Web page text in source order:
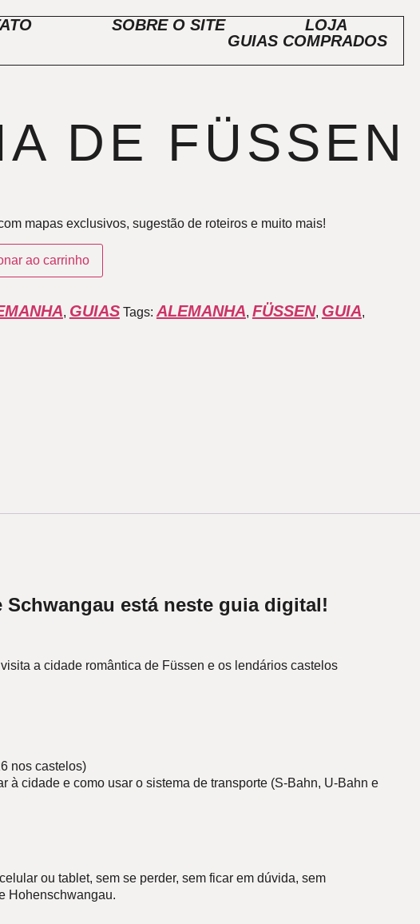
SOBRE O SITE
LOJA
GUIAS COMPRADOS
DE FÜSSEN
mapas exclusivos, sugestão de roteiros e muito mais!
ao carrinho
, GUIAS Tags: ALEMANHA, FÜSSEN, GUIA,
está neste guia digital!
a cidade romântica de Füssen e os lendários castelos
nos castelos)
cidade e como usar o sistema de transporte (S-Bahn, U-Bahn e
ou tablet, sem se perder, sem ficar em dúvida, sem
Hohenschwangau.